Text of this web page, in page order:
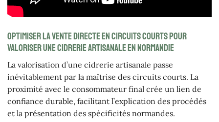
Optimiser la vente directe en circuits courts pour
valoriser une cidrerie artisanale en Normandie
La valorisation d’une cidrerie artisanale passe
inévitablement par la maîtrise des circuits courts. La
proximité avec le consommateur final crée un lien de
confiance durable, facilitant l’explication des procédés
et la présentation des spécificités normandes.